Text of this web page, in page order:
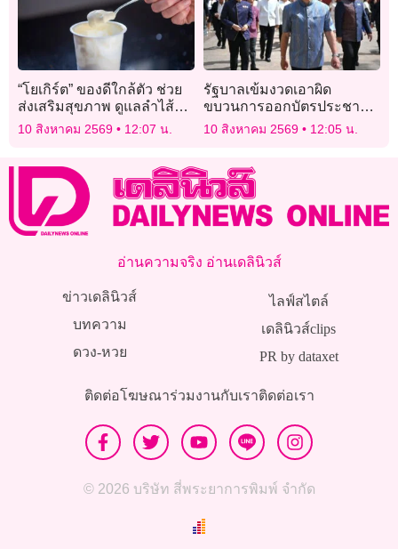
“โยเกิร์ต” ของดีใกล้ตัว ช่วย
ส่งเสริมสุขภาพ ดูแลลำไส้
เติมสารอาหารให้ร่างกาย
10 สิงหาคม 2569 12:07 น.
รัฐบาลเข้มงวดเอาผิด
ขบวนการออกบัตรประชาชน
ให้ต่างชาติ
10 สิงหาคม 2569 12:05 น.
อ่านความจริง อ่านเดลินิวส์
ข่าวเดลินิวส์
บทความ
ดวง-หวย
ไลฟ์สไตล์
เดลินิวส์clips
PR by dataxet
ติดต่อโฆษณาร่วมงานกับเราติดต่อเรา
© 2026 บริษัท สี่พระยาการพิมพ์ จำกัด